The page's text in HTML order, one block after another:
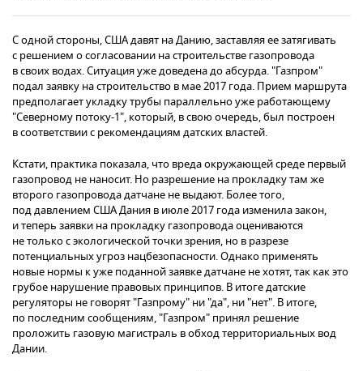
С одной стороны, США давят на Данию, заставляя ее затягивать
с решением о согласовании на строительстве газопровода
в своих водах. Ситуация уже доведена до абсурда. "Газпром"
подал заявку на строительство в мае 2017 года. Прием маршрута
предполагает укладку трубы параллельно уже работающему
"Северному потоку-1", который, в свою очередь, был построен
в соответствии с рекомендациям датских властей.
Кстати, практика показала, что вреда окружающей среде первый
газопровод не наносит. Но разрешение на прокладку там же
второго газопровода датчане не выдают. Более того,
под давлением США Дания в июле 2017 года изменила закон,
и теперь заявки на прокладку газопровода оцениваются
не только с экологической точки зрения, но в разрезе
потенциальных угроз нацбезопасности. Однако применять
новые нормы к уже поданной заявке датчане не хотят, так как это
грубое нарушение правовых принципов. В итоге датские
регуляторы не говорят "Газпрому" ни "да", ни "нет". В итоге,
по последним сообщениям, "Газпром" принял решение
проложить газовую магистраль в обход территориальных вод
Дании.